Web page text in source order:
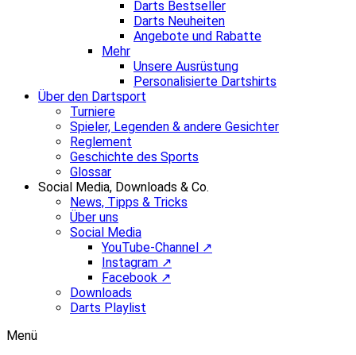
Darts Bestseller
Darts Neuheiten
Angebote und Rabatte
Mehr
Unsere Ausrüstung
Personalisierte Dartshirts
Über den Dartsport
Turniere
Spieler, Legenden & andere Gesichter
Reglement
Geschichte des Sports
Glossar
Social Media, Downloads & Co.
News, Tipps & Tricks
Über uns
Social Media
YouTube-Channel ↗
Instagram ↗
Facebook ↗
Downloads
Darts Playlist
Menü